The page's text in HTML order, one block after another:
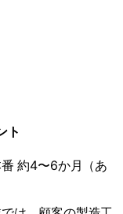
ト
約4〜6か月（あ